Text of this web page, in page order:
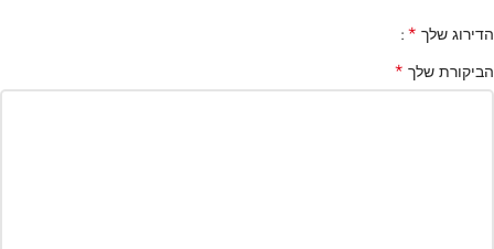
הדירוג שלך *
הביקורת שלך *